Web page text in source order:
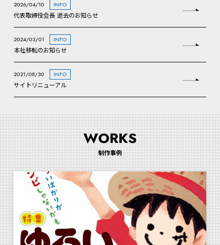
2026/04/10 INFO
代表取締役会長 逝去のお知らせ
2024/03/01 INFO
本社移転のお知らせ
2021/08/30 INFO
サイトリニューアル
WORKS
制作事例